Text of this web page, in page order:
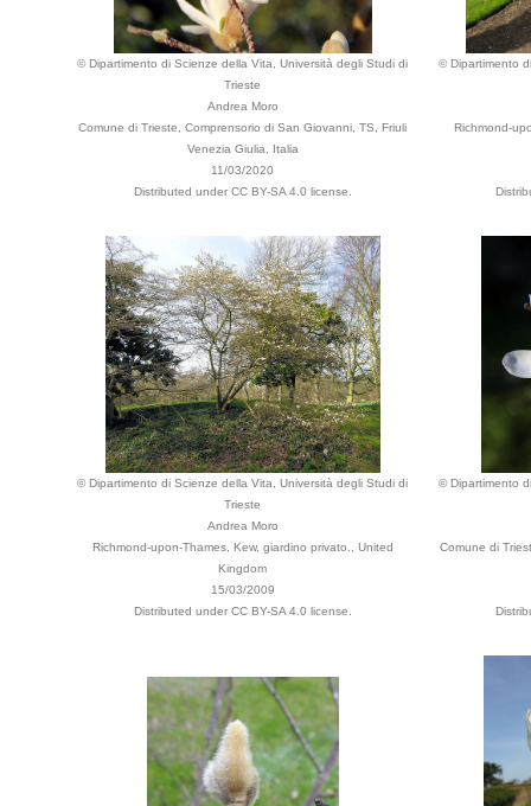
© Dipartimento di Scienze della Vita, Università degli Studi di
Trieste
Andrea Moro
Comune di Trieste, Comprensorio di San Giovanni, TS, Friuli
Venezia Giulia, Italia
11/03/2020
Distributed under CC BY-SA 4.0 license.
© Dipartimento
Richmond-
© Dipartimento di Scienze della Vita, Università degli Studi di
Trieste
Andrea Moro
Richmond-upon-Thames, Kew, giardino privato., United
Kingdom
15/03/2009
Distributed under CC BY-SA 4.0 license.
© Dipartimento
Comune di